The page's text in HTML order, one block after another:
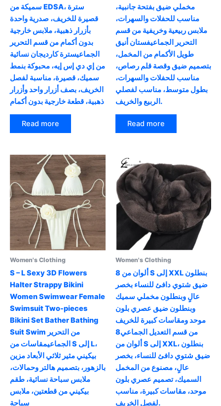
سميكة من EDSA، سترة
قصيرة للخريف، صدرية واحدة
بأزرار ذهبية، ملابس خارجية
بدون أكمام من قسم التحرير
الجماعيسترة كارديجان نسائية
من إي دي إس إيه، محبوكة بنمط
سميك، قصيرة، مناسبة لفصل
الخريف، بصف أزرار واحد وأزرار
ذهبية، قطعة خارجية بدون أكمام
Read more
مخملي ضيق بفتحة جانبية،
مناسب للحفلات والسهرات،
ملابس ربيعية وخريفية من قسم
التحرير الجماعيفستان أنيق
طويل الأكمام من المخمل،
بتصميم ضيق وقصة قلم رصاص،
مناسب للحفلات والسهرات،
بطول متوسط، مناسب لفصلي
الربيع والخريف.
Read more
Women's Clothing
S – L Sexy 3D Flowers
Halter Strappy Bikini
Women Swimwear Female
Swimsuit Two-pieces
Bikini Set Bather Bathing
Suit Swim من التحرير
الجماعيمقاسات من S إلى L،
بيكيني مثير ثلاثي الأبعاد مزين
بالزهور، بتصميم هالتر وحمالات،
ملابس سباحة نسائية، طقم
بيكيني من قطعتين، ملابس
سباحة
Women's Clothing
8 ألوان من S إلى XXL بنطلون
ضيق شتوي دافئ للنساء بخصر
عالٍ وبنطلون مخملي سميك
وبنطلون ضيق عصري بلون
موحد ومقاسات كبيرة للخريف
من قسم التعديل الجماعي8
ألوان من S إلى XXL، بنطلون
ضيق شتوي دافئ للنساء، بخصر
عالٍ، مصنوع من المخمل
السميك، تصميم عصري بلون
موحد، مقاسات كبيرة، مناسب
لفصل الخريف.